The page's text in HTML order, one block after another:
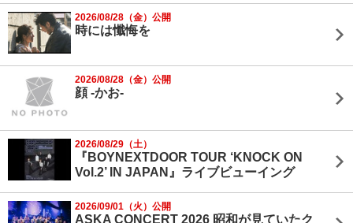
2026/08/28（金）公開
時には懺悔を
2026/08/28（金）公開
顔 -かお-
2026/08/29（土）
『BOYNEXTDOOR TOUR ‘KNOCK ON
Vol.2’ IN JAPAN』ライブビューイング
2026/09/01（火）公開
ASKA CONCERT 2026 昭和が見ていたク